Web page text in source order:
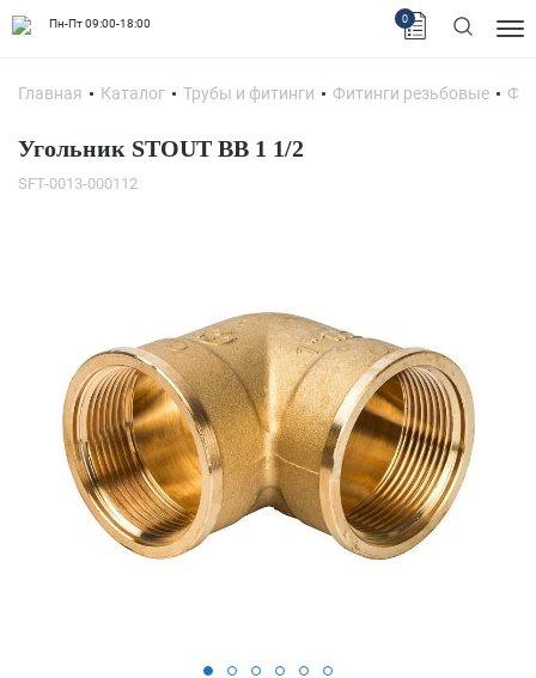
Пн-Пт 09:00-18:00 0
Главная Каталог Трубы и фитинги Фитинги резьбовые
Угольник STOUT ВВ 1 1/2
SFT-0013-000112